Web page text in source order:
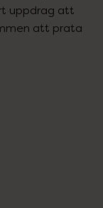
uppdrag att
att prata